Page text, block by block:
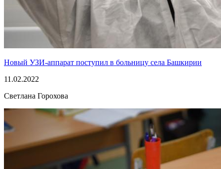
Новый УЗИ-аппарат поступил в больницу села Башкирии
11.02.2022
Светлана Горохова